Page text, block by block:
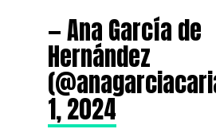
— Ana García de
Hernández
1, 2024